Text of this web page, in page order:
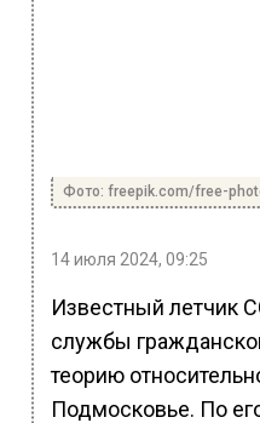
Фото: freepik.com/free-
14 июля 2024, 09:25
Известный летчик
службы
теорию
Подмосковье. По